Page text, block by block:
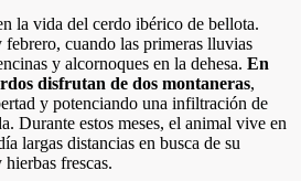
la vida del cerdo ibérico de bellota.
cuando las primeras lluvias
y alcornoques en la dehesa. En
disfrutan de dos montaneras,
y potenciando una infiltración de
Durante estos meses, el animal vive en
largas distancias en busca de su
frescas.